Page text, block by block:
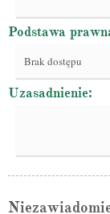
Podstawa
Brak dostępu
Uzasadnienie: